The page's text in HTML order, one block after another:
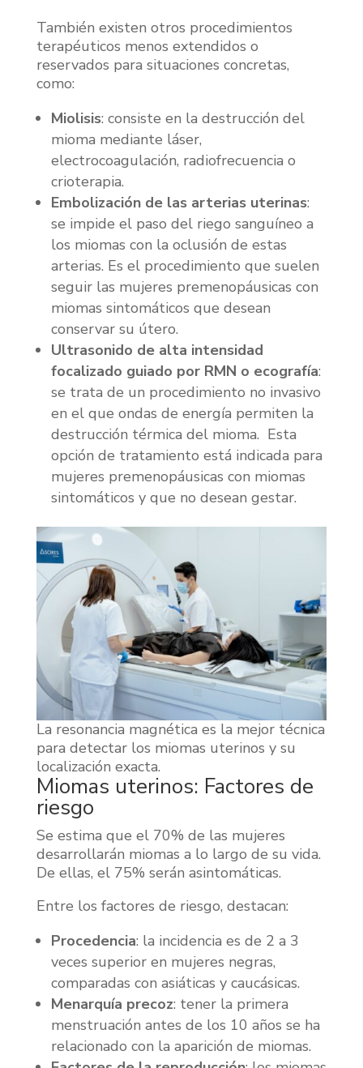
También existen otros procedimientos
terapéuticos menos extendidos o
reservados para situaciones concretas,
como:
Miolisis: consiste en la destrucción del
mioma mediante láser,
electrocoagulación, radiofrecuencia o
crioterapia.
Embolización de las arterias uterinas:
se impide el paso del riego sanguíneo a
los miomas con la oclusión de estas
arterias. Es el procedimiento que suelen
seguir las mujeres premenopáusicas con
miomas sintomáticos que desean
conservar su útero.
Ultrasonido de alta intensidad
focalizado guiado por RMN o ecografía:
se trata de un procedimiento no invasivo
en el que ondas de energía permiten la
destrucción térmica del mioma. Esta
opción de tratamiento está indicada para
mujeres premenopáusicas con miomas
sintomáticos y que no desean gestar.
La resonancia magnética es la mejor técnica
para detectar los miomas uterinos y su
localización exacta.
Miomas uterinos: Factores de
riesgo
Se estima que el 70% de las mujeres
desarrollarán miomas a lo largo de su vida.
De ellas, el 75% serán asintomáticas.
Entre los factores de riesgo, destacan:
Procedencia: la incidencia es de 2 a 3
veces superior en mujeres negras,
comparadas con asiáticas y caucásicas.
Menarquía precoz: tener la primera
menstruación antes de los 10 años se ha
relacionado con la aparición de miomas.